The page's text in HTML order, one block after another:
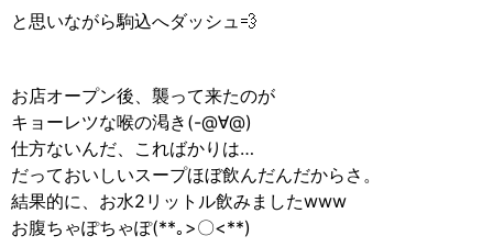
と思いながら駒込へダッシュ💨
お店オープン後、襲って来たのが
キョーレツな喉の渇き(-@∀@)
仕方ないんだ、こればかりは…
だっておいしいスープほぼ飲んだんだからさ。
結果的に、お水2リットル飲みましたwww
お腹ちゃぽちゃぽ(**｡>〇<**)